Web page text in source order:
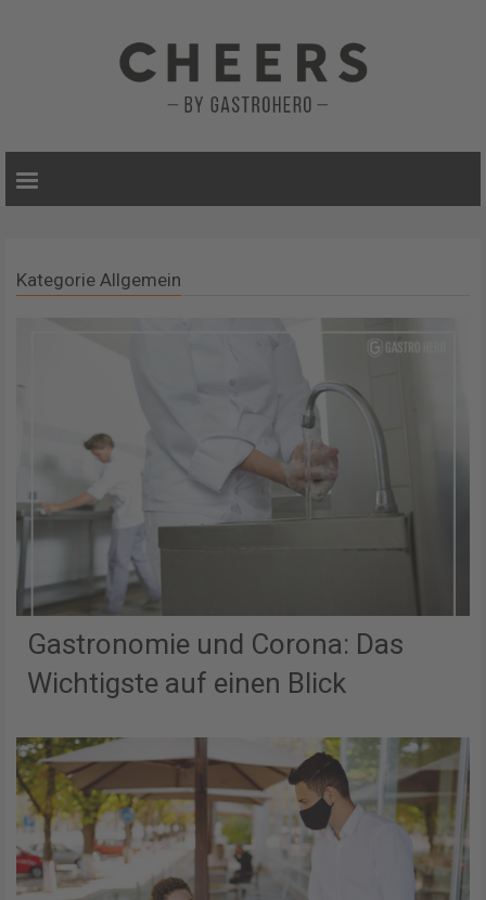
Kategorie Allgemein
Gastronomie und Corona: Das
Wichtigste auf einen Blick